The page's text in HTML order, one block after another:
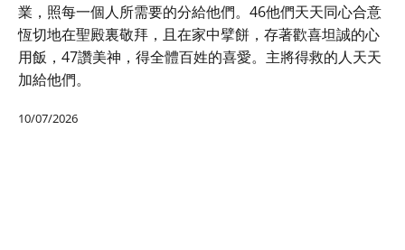
業，照每一個人所需要的分給他們。46他們天天同心合意
恆切地在聖殿裏敬拜，且在家中擘餅，存著歡喜坦誠的心
用飯，47讚美神，得全體百姓的喜愛。主將得救的人天天
加給他們。
10/07/2026